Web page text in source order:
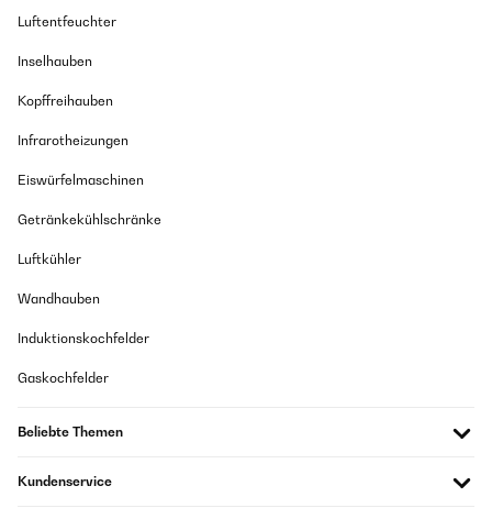
Luftentfeuchter
Inselhauben
Kopffreihauben
Infrarotheizungen
Eiswürfelmaschinen
Getränkekühlschränke
Luftkühler
Wandhauben
Induktionskochfelder
Gaskochfelder
Beliebte Themen
Kundenservice